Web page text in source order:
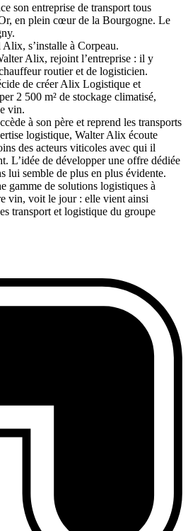
son entreprise de transport tous
en plein cœur de la Bourgogne. Le
s’installe à Corpeau.
Alix, rejoint l’entreprise : il y
routier et de logisticien.
de créer Alix Logistique et
2 500 m² de stockage climatisé,
vin.
à son père et reprend les transports
logistique, Walter Alix écoute
des acteurs viticoles avec qui il
L’idée de développer une offre dédiée
lui semble de plus en plus évidente.
de solutions logistiques à
vin, voit le jour : elle vient ainsi
transport et logistique du groupe